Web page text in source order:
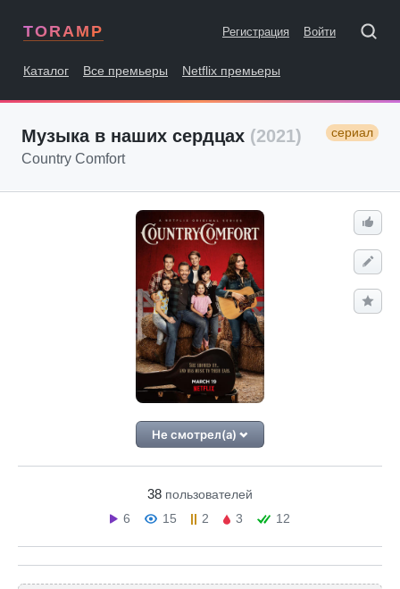
TORAMP Регистрация Войти
Каталог Все премьеры Netflix премьеры
Музыка в наших сердцах (2021) сериал
Country Comfort
Не смотрел(а)
38 пользователей
6
15 2 3 12